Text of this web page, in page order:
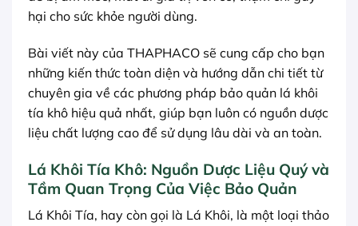
hại cho sức khỏe người dùng.
Bài viết này của THAPHACO sẽ cung cấp cho bạn
những kiến thức toàn diện và hướng dẫn chi tiết từ
chuyên gia về các phương pháp bảo quản lá khôi
tía khô hiệu quả nhất, giúp bạn luôn có nguồn dược
liệu chất lượng cao để sử dụng lâu dài và an toàn.
Lá Khôi Tía Khô: Nguồn Dược Liệu Quý và
Tầm Quan Trọng Của Việc Bảo Quản
Lá Khôi Tía, hay còn gọi là Lá Khôi, là một loại thảo